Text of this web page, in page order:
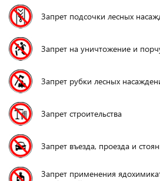
Запрет подсочки лесных
Запрет на уничтожение и
Запрет рубки лесных
Запрет строительства
Запрет въезда, проезда и
Запрет применения